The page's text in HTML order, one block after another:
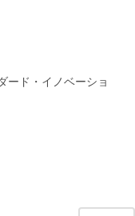
ード・イノベーショ